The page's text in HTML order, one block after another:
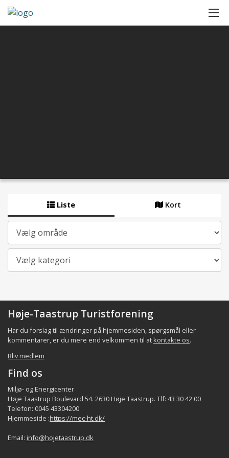
Liste Kort
Høje-Taastrup Turistforening
Har du forslag til ændringer på hjemmesiden, spørgsmål eller
kommentarer, er du mere end velkommen til at kontakte os.
Bliv medlem
Find os
Miljø- og Energicenter
Høje Taastrup Boulevard 54. 2630 Høje Taastrup. Tlf: 43 30 42 00
Telefon: 0045 43304200
Hjemmeside :https://mec-ht.dk/
Email: info@hojetaastrup.dk